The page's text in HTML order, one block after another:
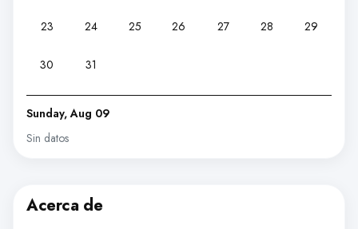
23 24 25 26 27 28 29
30 31
Sunday, Aug 09
Sin datos
Acerca de